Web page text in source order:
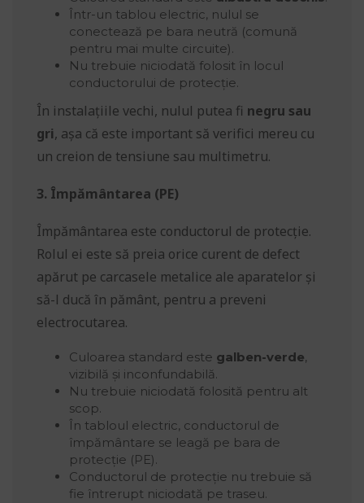
Într-un tablou electric, nulul se
conectează pe bara neutră (comună
pentru mai multe circuite).
Nu trebuie niciodată folosit în locul
conductorului de protecție.
În instalațiile vechi, nulul putea fi negru sau
gri, așa că este important să verifici mereu cu
un creion de tensiune sau multimetru.
3. Împământarea (PE)
Împământarea este conductorul de protecție.
Rolul ei este să preia orice curent de defect
apărut pe carcasele metalice ale aparatelor și
să-l ducă în pământ, pentru a preveni
electrocutarea.
Culoarea standard este galben-verde,
vizibilă și inconfundabilă.
Nu trebuie niciodată folosită pentru alt
scop.
În tabloul electric, conductorul de
împământare se leagă pe bara de
protecție (PE).
Conductorul de protecție nu trebuie să
fie întrerupt niciodată pe traseu.